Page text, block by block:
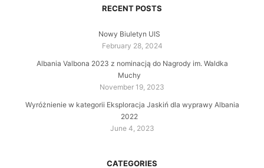
RECENT POSTS
Nowy Biuletyn UIS
February 28, 2024
Albania Valbona 2023 z nominacją do Nagrody im. Waldka
Muchy
November 19, 2023
Wyróżnienie w kategorii Eksploracja Jaskiń dla wyprawy Albania
2022
June 4, 2023
CATEGORIES